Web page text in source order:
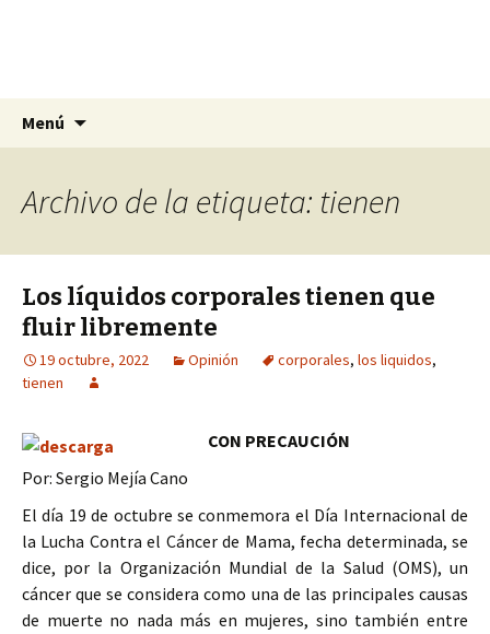
La Yunta de Tepic
La nueva opción en información
Menú
Archivo de la etiqueta: tienen
Los líquidos corporales tienen que
fluir libremente
19 octubre, 2022 Opinión corporales, los liquidos,
tienen
CON PRECAUCIÓN
Por: Sergio Mejía Cano
El día 19 de octubre se conmemora el Día Internacional de
la Lucha Contra el Cáncer de Mama, fecha determinada, se
dice, por la Organización Mundial de la Salud (OMS), un
cáncer que se considera como una de las principales causas
de muerte no nada más en mujeres, sino también entre